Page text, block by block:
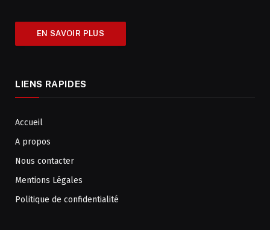
EN SAVOIR PLUS
LIENS RAPIDES
Accueil
A propos
Nous contacter
Mentions Légales
Politique de confidentialité